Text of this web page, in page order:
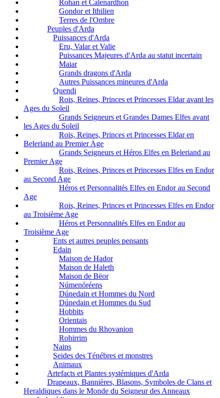
Rohan et Calenardhon
Gondor et Ithilien
Terres de l'Ombre
Peuples d'Arda
Puissances d'Arda
Eru, Valar et Valie
Puissances Majeures d'Arda au statut incertain
Maiar
Grands dragons d'Arda
Autres Puissances mineures d'Arda
Quendi
Rois, Reines, Princes et Princesses Eldar avant les
Ages du Soleil
Grands Seigneurs et Grandes Dames Elfes avant
les Ages du Soleil
Rois, Reines, Princes et Princesses Eldar en
Beleriand au Premier Age
Grands Seigneurs et Héros Elfes en Beleriand au
Premier Age
Rois, Reines, Princes et Princesses Elfes en Endor
au Second Age
Héros et Personnalités Elfes en Endor au Second
Age
Rois, Reines, Princes et Princesses Elfes en Endor
au Troisième Age
Héros et Personnalités Elfes en Endor au
Troisième Age
Ents et autres peuples pensants
Edain
Maison de Hador
Maison de Haleth
Maison de Bëor
Númenóréens
Dúnedain et Hommes du Nord
Dúnedain et Hommes du Sud
Hobbits
Orientais
Hommes du Rhovanion
Rohirrim
Nains
Seides des Ténébres et monstres
Animaux
Artefacts et Plantes systémiques d'Arda
Drapeaux, Bannières, Blasons, Symboles de Clans et
Heraldiques dans le Monde du Seigneur des Anneaux